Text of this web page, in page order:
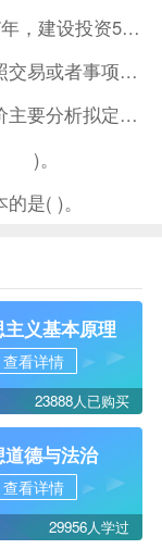
某建设项目建设期3年，生产经营期17年，建设投资5500万元
我国《企业会计准则》规定，企业按照交易或者事项的经济特征确定
对于非经营性技术方案，经济效果评价主要分析拟定方案的( )。
( )。
是( )。
义基本原理
查看详情
23888人已购买
道德与法治
查看详情
29956人学过